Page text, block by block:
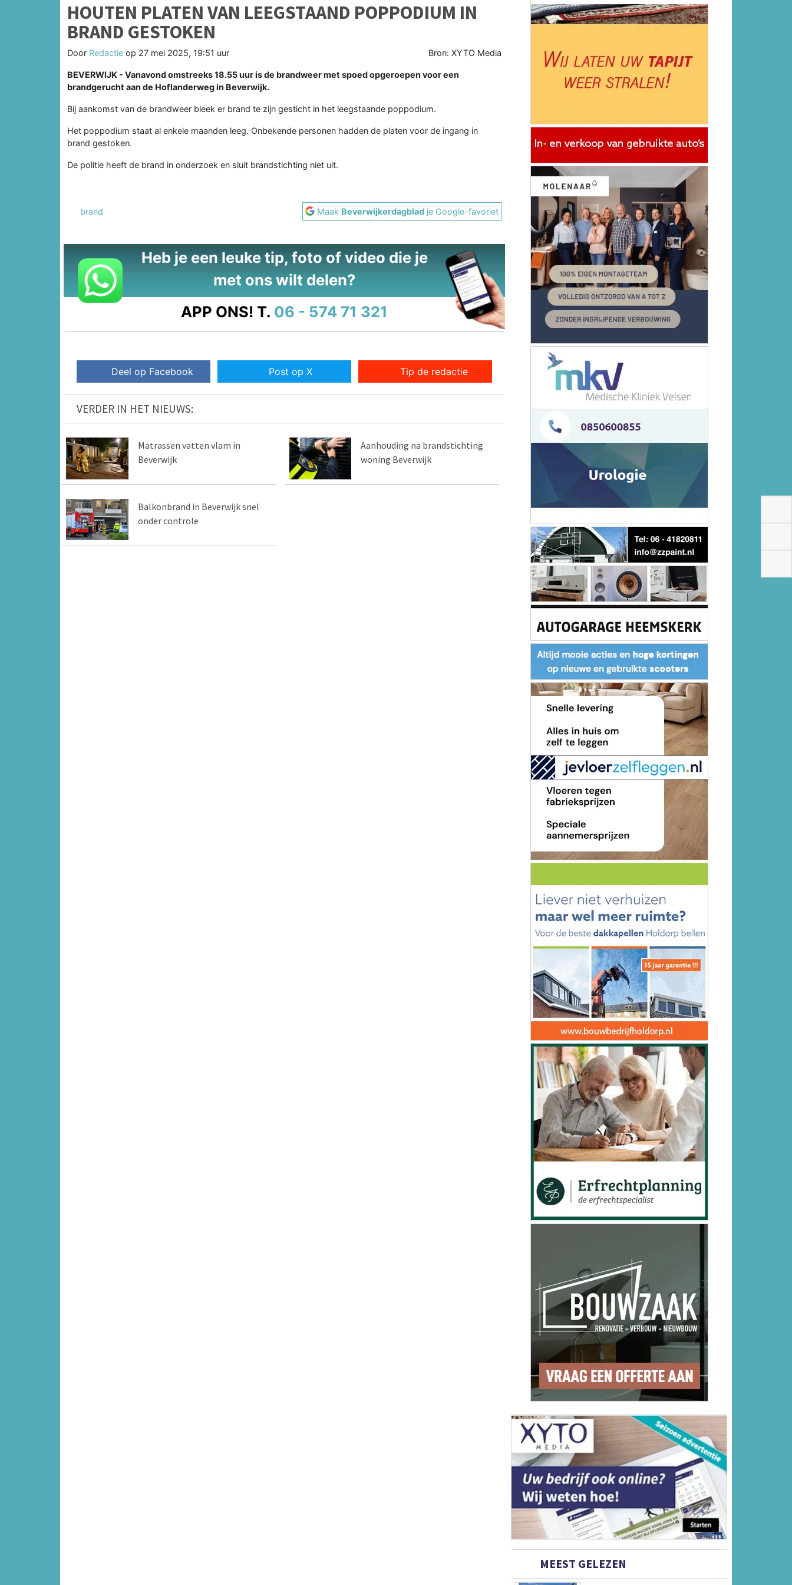
HOUTEN PLATEN VAN LEEGSTAAND POPPODIUM IN
BRAND GESTOKEN
Door Redactie op 27 mei 2025, 19:51 uur Bron: XYTO Media
BEVERWIJK - Vanavond omstreeks 18.55 uur is de brandweer met spoed opgeroepen voor een
brandgerucht aan de Hoflanderweg in Beverwijk.
Bij aankomst van de brandweer bleek er brand te zijn gesticht in het leegstaande poppodium.
Het poppodium staat al enkele maanden leeg. Onbekende personen hadden de platen voor de ingang in
brand gestoken.
De politie heeft de brand in onderzoek en sluit brandstichting niet uit.
brand Maak Beverwijkerdagblad je Google-favoriet
Heb je een leuke tip, foto of video die je
met ons wilt delen?
APP ONS! T. 06 - 574 71 321
Deel op Facebook Post op X Tip de redactie
VERDER IN HET NIEUWS:
Matrassen vatten vlam in
Beverwijk
Aanhouding na brandstichting
woning Beverwijk
Balkonbrand in Beverwijk snel
onder controle
MEEST GELEZEN